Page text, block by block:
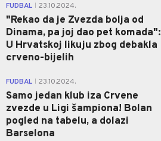
FUDBAL 23.10.2024.
"Rekao da je Zvezda bolja od
Dinama, pa joj dao pet komada":
U Hrvatskoj likuju zbog debakla
crveno-bijelih
FUDBAL 23.10.2024.
Samo jedan klub iza Crvene
zvezde u Ligi šampiona! Bolan
pogled na tabelu, a dolazi
Barselona